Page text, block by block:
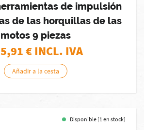
de impulsión
de las horquillas de las
motos 9 piezas
€ INCL. IVA
Añadir a la cesta
Disponible [1 en stock]